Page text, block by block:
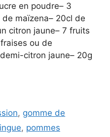
en poudre– 3
maïzena– 20cl de
citron jaune– 7 fruits
ou de
citron jaune– 20g
, gomme de
, pommes